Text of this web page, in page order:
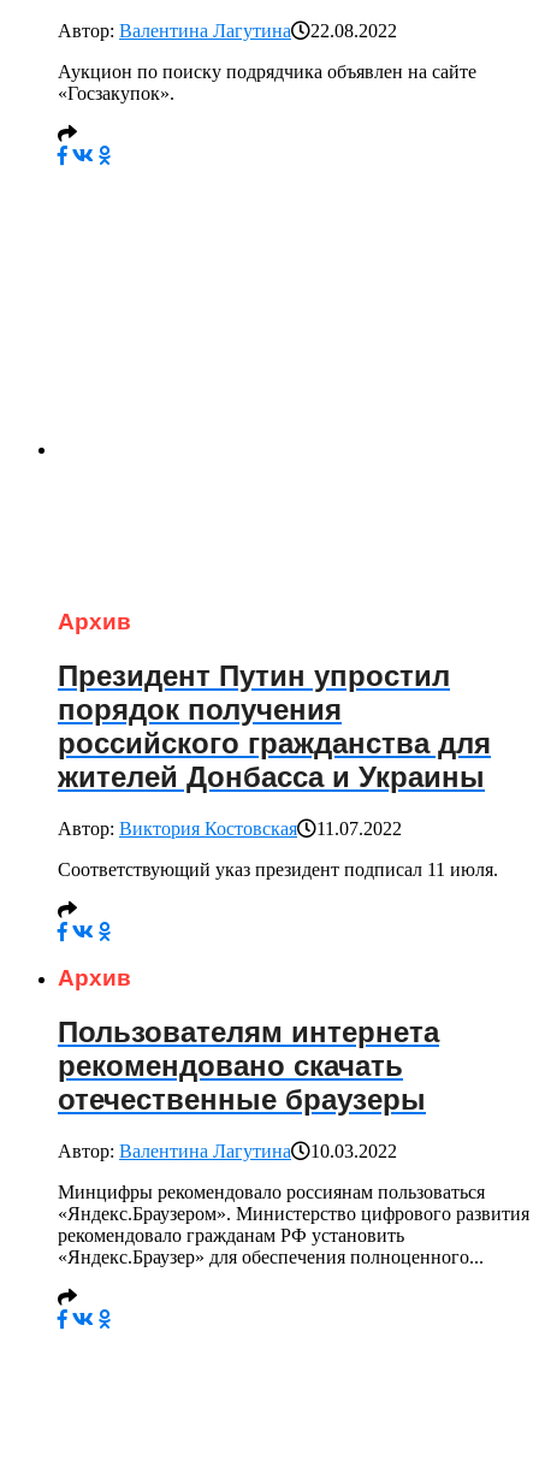
Автор: Валентина Лагутина
22.08.2022
Аукцион по поиску подрядчика объявлен на сайте
«Госзакупок».
Архив
Президент Путин упростил
порядок получения
российского гражданства для
жителей Донбасса и Украины
Автор: Виктория Костовская
11.07.2022
Соответствующий указ президент подписал 11 июля.
Архив
Пользователям интернета
рекомендовано скачать
отечественные браузеры
Автор: Валентина Лагутина
10.03.2022
Минцифры рекомендовало россиянам пользоваться
«Яндекс.Браузером». Министерство цифрового развития
рекомендовало гражданам РФ установить
«Яндекс.Браузер» для обеспечения полноценного...